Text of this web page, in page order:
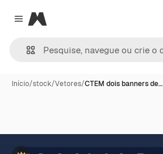
Close menu
Magnific
Início/stock/Vetores/CTEM dois banners de…